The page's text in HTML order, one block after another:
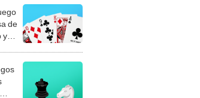
de
y